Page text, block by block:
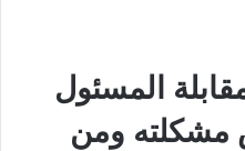
المسئول
ومن